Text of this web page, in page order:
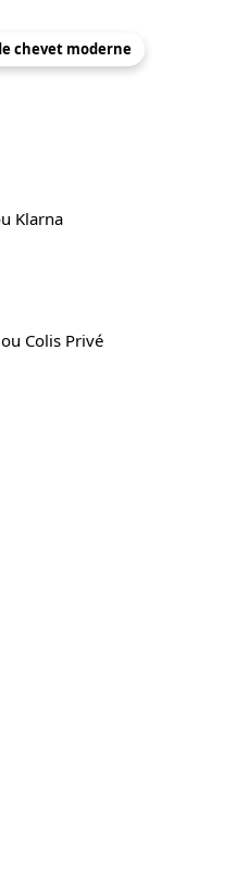
chevet moderne
Klarna
Colis Privé